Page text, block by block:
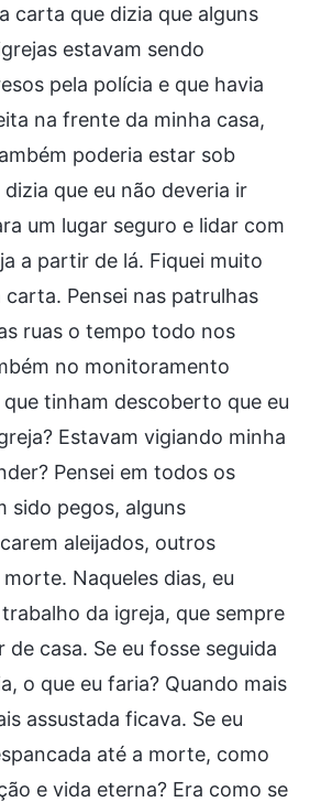
carta que dizia que alguns
estavam sendo
pela polícia e que havia
na frente da minha casa,
poderia estar sob
que eu não deveria ir
um lugar seguro e lidar com
a partir de lá. Fiquei muito
carta. Pensei nas patrulhas
ruas o tempo todo nos
no monitoramento
tinham descoberto que eu
Estavam vigiando minha
Pensei em todos os
sido pegos, alguns
aleijados, outros
Naqueles dias, eu
da igreja, que sempre
de casa. Se eu fosse seguida
o que eu faria? Quando mais
assustada ficava. Se eu
até a morte, como
e vida eterna? Era como se